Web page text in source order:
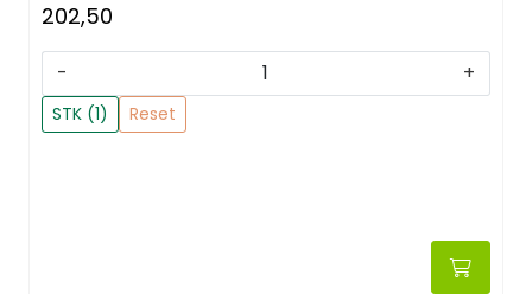
202,50
- +
STK (1) Reset